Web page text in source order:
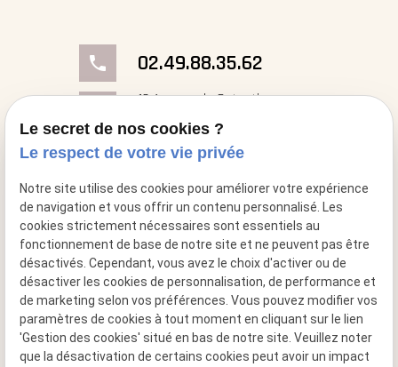
phone 02.49.88.35.62
18 Avenue du Cotentin
50000 Saint-Georges- Montcocq
mail contact@cheminee-artflam.fr
Le secret de nos cookies ?
Le respect de votre vie privée
Notre site utilise des cookies pour améliorer votre expérience
de navigation et vous offrir un contenu personnalisé. Les
cookies strictement nécessaires sont essentiels au
fonctionnement de base de notre site et ne peuvent pas être
désactivés. Cependant, vous avez le choix d'activer ou de
désactiver les cookies de personnalisation, de performance et
de marketing selon vos préférences. Vous pouvez modifier vos
paramètres de cookies à tout moment en cliquant sur le lien
'Gestion des cookies' situé en bas de notre site. Veuillez noter
que la désactivation de certains cookies peut avoir un impact